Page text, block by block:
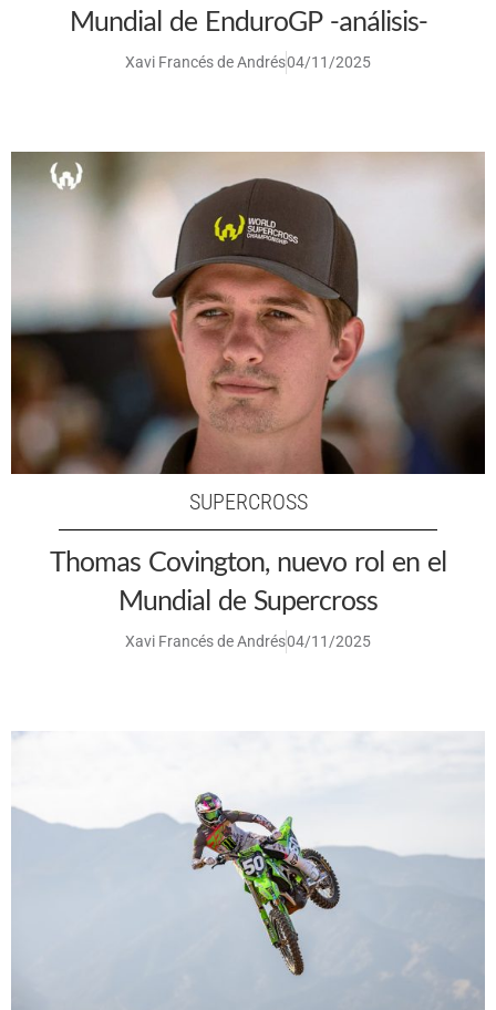
Mundial de EnduroGP -análisis-
Xavi Francés de Andrés04/11/2025
SUPERCROSS
Thomas Covington, nuevo rol en el
Mundial de Supercross
Xavi Francés de Andrés04/11/2025